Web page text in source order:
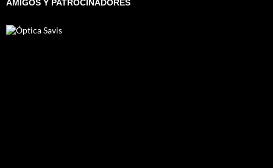
AMIGOS Y PATROCINADORES